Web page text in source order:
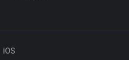
iOS